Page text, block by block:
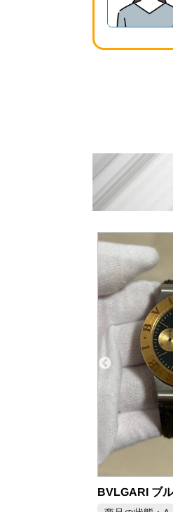
商品の状態：A